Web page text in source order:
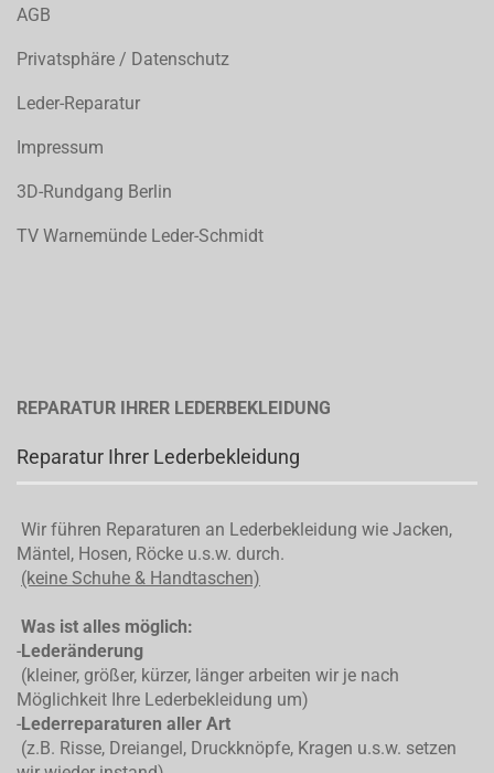
AGB
Privatsphäre / Datenschutz
Leder-Reparatur
Impressum
3D-Rundgang Berlin
TV Warnemünde Leder-Schmidt
REPARATUR IHRER LEDERBEKLEIDUNG
Reparatur Ihrer Lederbekleidung
Wir führen Reparaturen an Lederbekleidung wie Jacken,
Mäntel, Hosen, Röcke u.s.w. durch.
(keine Schuhe & Handtaschen)
Was ist alles möglich:
-Lederänderung
(kleiner, größer, kürzer, länger arbeiten wir je nach
Möglichkeit Ihre Lederbekleidung um)
-Lederreparaturen aller Art
(z.B. Risse, Dreiangel, Druckknöpfe, Kragen u.s.w. setzen